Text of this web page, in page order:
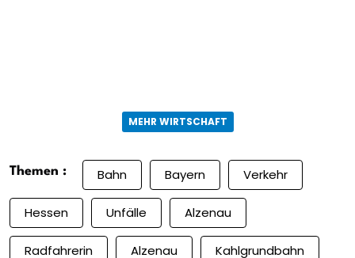
MEHR WIRTSCHAFT
Themen : Bahn Bayern Verkehr
Hessen Unfälle Alzenau
Radfahrerin Alzenau Kahlgrundbahn